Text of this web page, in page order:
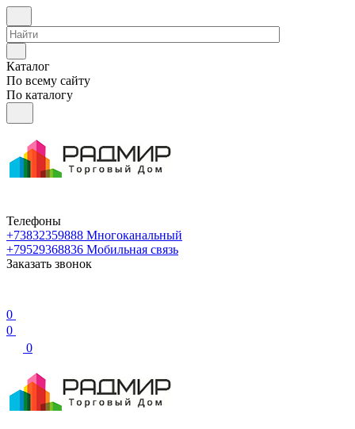
Каталог
По всему сайту
По каталогу
Телефоны
+73832359888 Многоканальный
+79529368836 Мобильная связь
Заказать звонок
0
0
0